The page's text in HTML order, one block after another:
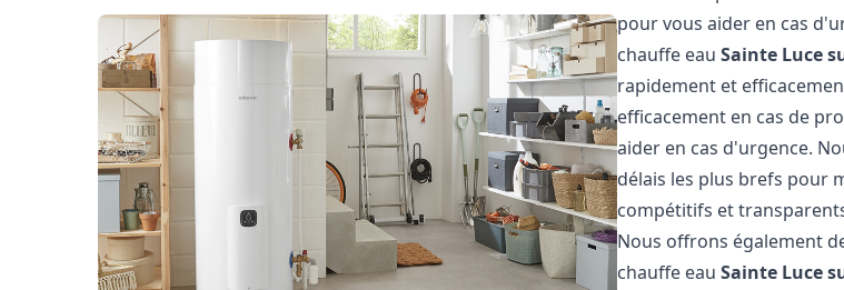
pour vous aider en cas
chauffe eauSainte Luce
rapidement et
efficacement en cas de
aider en cas d'urgence.
délais les plus brefs pour
compétitifs et
Nous offrons également
chauffe eauSainte Luce